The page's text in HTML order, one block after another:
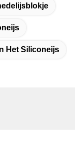
Het Siliconeijs